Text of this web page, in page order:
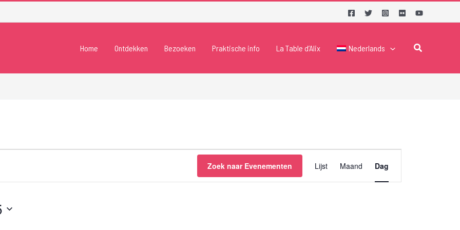
Home Ontdekken Bezoeken Praktische info La Table d’Alix Nederlands Zoeken
Zoek naar Evenementen
weergaven
navigatie
Lijst Maand Dag